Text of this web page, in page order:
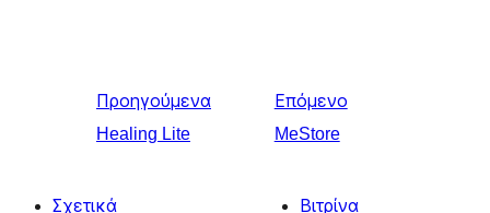
Προηγούμενα
Healing Lite
Επόμενο
MeStore
Σχετικά
Βιτρίνα